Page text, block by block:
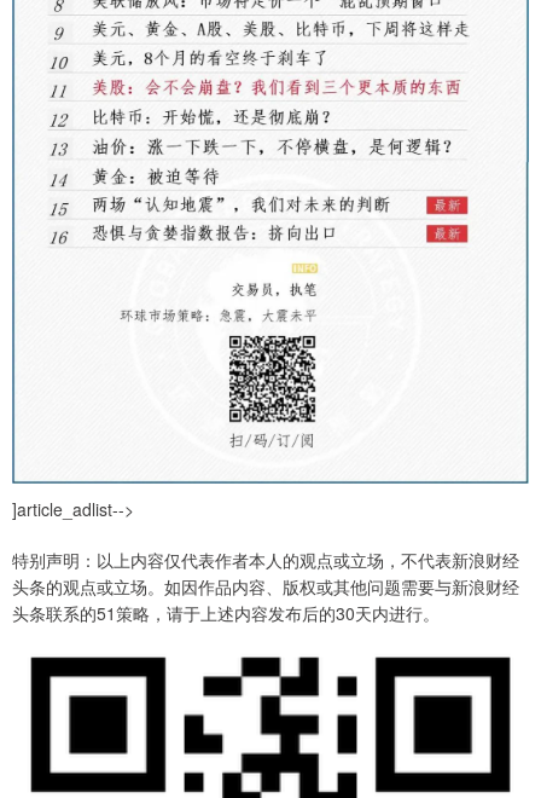
]article_adlist-->
特别声明：以上内容仅代表作者本人的观点或立场，不代表新浪财经
头条的观点或立场。如因作品内容、版权或其他问题需要与新浪财经
头条联系的51策略，请于上述内容发布后的30天内进行。